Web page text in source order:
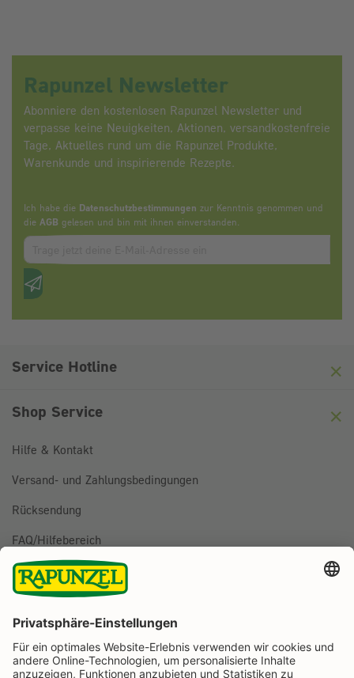
Rapunzel Newsletter
Abonniere den kostenlosen Rapunzel Newsletter und
verpasse keine Neuigkeiten, Aktionen, versandkostenfreie
Tage, Aktuelles rund um die Rapunzel Produkte,
Warenkunde und inspirierende Rezepte.
Ich habe die Datenschutzbestimmungen zur Kenntnis genommen und
die AGB gelesen und bin mit ihnen einverstanden.
Zum abbonieren des Newsletters, bitte E-Mail Adresse
Anti-Roboter-Verifizierung
Service Hotline
Shop Service
Hilfe & Kontakt
Versand- und Zahlungsbedingungen
Rücksendung
FAQ/Hilfebereich
BESTELLUNG WIDERRUFEN
Rapunzel Naturkost auf Facebook
Rapunzel Naturkost auf Instagram
Rapunzel Naturkost auf YouTube
Rapunzel Naturkost auf Pinterest
Rapunzel Naturkost auf LinkedIn